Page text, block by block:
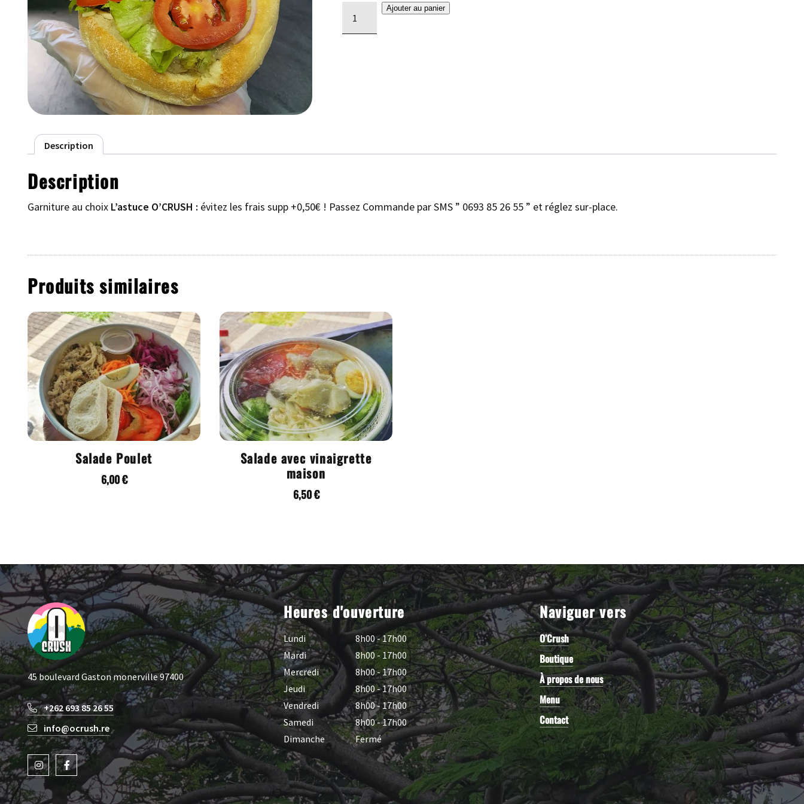
Ajouter au panier
Description
Description
Garniture au choix L’astuce O’CRUSH : évitez les frais supp +0,50€ ! Passez Commande par SMS ” 0693 85 26 55 ” et réglez sur-place.
Produits similaires
Salade Poulet
6,00€
Salade avec vinaigrette
maison
6,50€
45 boulevard Gaston monerville 97400
+262 693 85 26 55
info@ocrush.re
Heures d'ouverture
Lundi
8h00 - 17h00
Mardi
8h00 - 17h00
Mercredi
8h00 - 17h00
Jeudi
8h00 - 17h00
Vendredi
8h00 - 17h00
Samedi
8h00 - 17h00
Dimanche
Fermé
Naviguer vers
O’Crush
Boutique
À propos de nous
Menu
Contact